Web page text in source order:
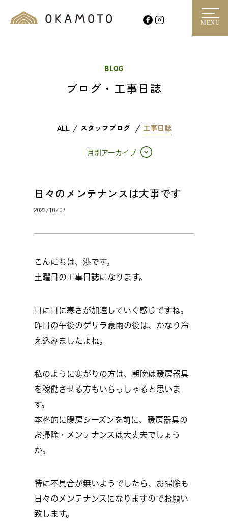
MENU
BLOG
ブログ・工事日誌
ALL スタッフブログ 工事日誌
月別アーカイブ
日々のメンテナンスは大事です
2023/10/07
こんにちは、渉です。
土曜日の工事日誌になります。
日に日に寒さが加速していく感じですね。
昨日の午後のゲリラ豪雨の後は、かなり冷
え込みましたよね。
私のように寒がりの方は、朝晩は暖房器具
を稼働させる方もいらっしゃると思いま
す。
本格的に暖房シーズンを前に、暖房器具の
お掃除・メンテナンスは大丈夫でしょう
か。
特に不具合が無いようでしたら、お掃除も
日々のメンテナンスになりますのでお願い
致します。